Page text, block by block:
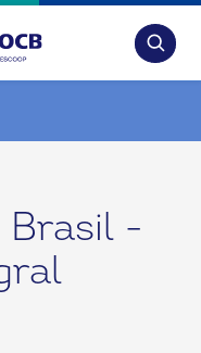
Brasil -